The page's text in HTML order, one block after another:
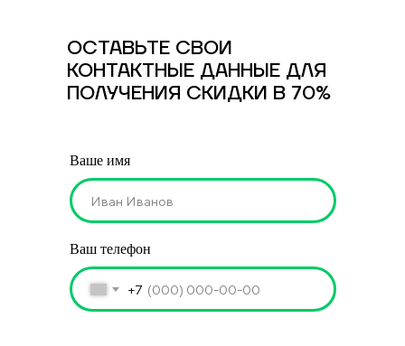
ОСТАВЬТЕ СВОИ
КОНТАКТНЫЕ ДАННЫЕ ДЛЯ
ПОЛУЧЕНИЯ СКИДКИ В 70%
Ваше имя
Ваш телефон
+7